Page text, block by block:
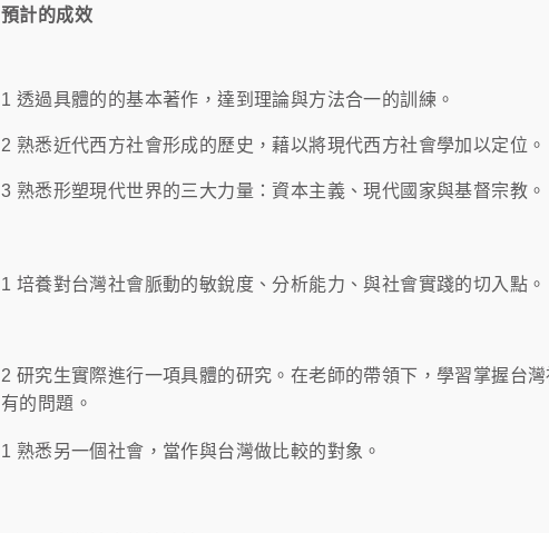
預計的成效
1 透過具體的的基本著作，達到理論與方法合一的訓練。
2 熟悉近代西方社會形成的歷史，藉以將現代西方社會學加以定位。
3 熟悉形塑現代世界的三大力量：資本主義、現代國家與基督宗教。
1 培養對台灣社會脈動的敏銳度、分析能力、與社會實踐的切入點。
2 研究生實際進行一項具體的研究。在老師的帶領下，學習掌握台
有的問題。
1 熟悉另一個社會，當作與台灣做比較的對象。